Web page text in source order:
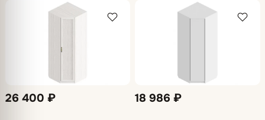
26 400 ₽ 18 986 ₽